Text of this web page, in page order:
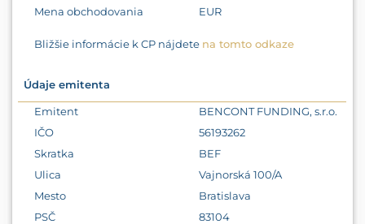
Mena obchodovania
EUR
Bližšie informácie k CP nájdete na tomto odkaze
Údaje emitenta
Emitent
BENCONT FUNDING, s.r.o.
IČO
56193262
Skratka
BEF
Ulica
Vajnorská 100/A
Mesto
Bratislava
PSČ
83104